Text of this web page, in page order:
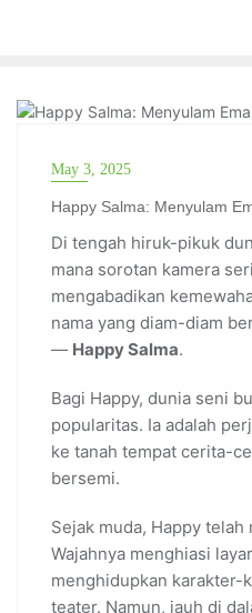
May 3, 2025
Happy Salma: Menyulam
Di tengah hiruk-pikuk
mana sorotan kamera
mengabadikan
nama yang diam-diam
— Happy Salma.
Bagi Happy, dunia seni
popularitas. Ia adalah
ke tanah tempat cerita-
bersemi.
Sejak muda, Happy
Wajahnya menghiasi
menghidupkan karakter-
teater. Namun, jauh di